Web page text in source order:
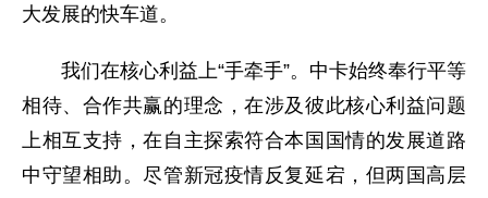
大发展的快车道。
我们在核心利益上“手牵手”。中卡始终奉行平等
相待、合作共赢的理念，在涉及彼此核心利益问题
上相互支持，在自主探索符合本国国情的发展道路
中守望相助。尽管新冠疫情反复延宕，但两国高层